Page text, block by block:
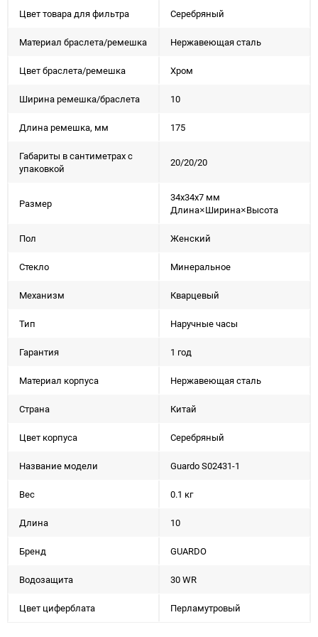
Цвет товара для фильтра Серебряный
Материал браслета/ремешка Нержавеющая сталь
Цвет браслета/ремешка Хром
Ширина ремешка/браслета 10
Длина ремешка, мм 175
Габариты в сантиметрах с
упаковкой
20/20/20
Размер
34x34x7 мм
Длина×Ширина×Высота
Пол Женский
Стекло Минеральное
Механизм Кварцевый
Тип Наручные часы
Гарантия 1 год
Материал корпуса Нержавеющая сталь
Страна Китай
Цвет корпуса Серебряный
Название модели Guardo S02431-1
Вес 0.1 кг
Длина 10
Бренд GUARDO
Водозащита 30 WR
Цвет циферблата Перламутровый